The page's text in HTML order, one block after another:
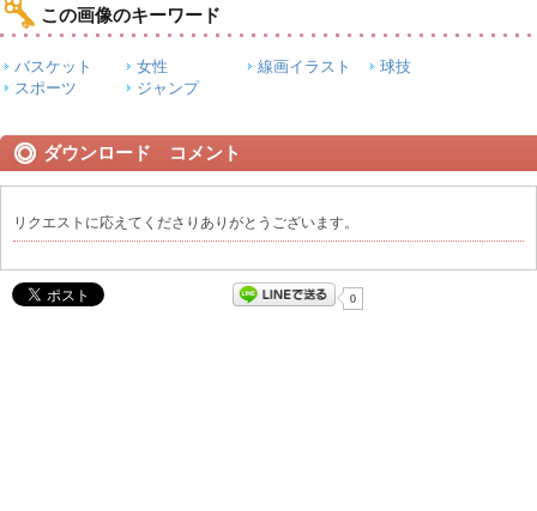
この画像のキーワード
バスケット 女性 線画イラスト
球技
スポーツ
ジャンプ
ダウンロード コメント
リクエストに応えてくださりありがとうございます。
0